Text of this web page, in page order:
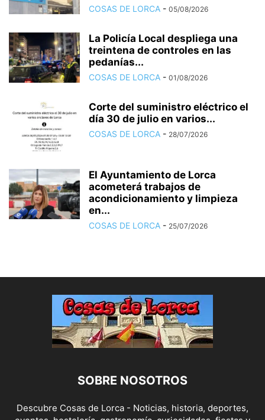
COSAS DE LORCA - 05/08/2026
La Policía Local despliega una
treintena de controles en las
pedanías...
COSAS DE LORCA - 01/08/2026
Corte del suministro eléctrico el
día 30 de julio en varios...
COSAS DE LORCA - 28/07/2026
El Ayuntamiento de Lorca
acometerá trabajos de
acondicionamiento y limpieza
en...
COSAS DE LORCA - 25/07/2026
SOBRE NOSOTROS
Descubre Cosas de Lorca - Noticias, historia, deportes,